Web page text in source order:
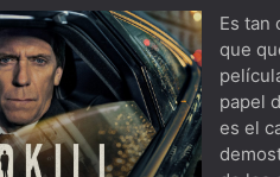
Este año te quiero ver...
Ambiente laboral al horno
[*****] Hablemos de política
[***] Para los nostálgicos de La
Es tan
que
papel
es el